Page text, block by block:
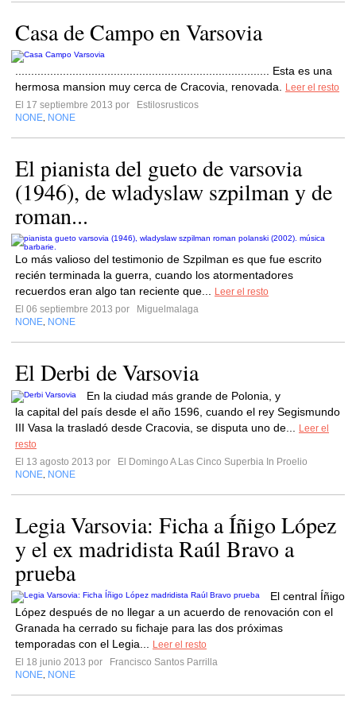
Casa de Campo en Varsovia
................................................................................ Esta es una
hermosa mansion muy cerca de Cracovia, renovada.
Leer el resto
El 17 septiembre 2013 por
Estilosrusticos
NONE NONE
El pianista del gueto de varsovia
(1946), de wladyslaw szpilman y de
roman...
Lo más valioso del testimonio de Szpilman es que fue escrito
recién terminada la guerra, cuando los atormentadores
recuerdos eran algo tan reciente que...
Leer el resto
El 06 septiembre 2013 por
Miguelmalaga
NONE NONE
El Derbi de Varsovia
En la ciudad más grande de Polonia, y
la capital del país desde el año 1596, cuando el rey Segismundo
III Vasa la trasladó desde Cracovia, se disputa uno de...
Leer el
resto
El 13 agosto 2013 por
El Domingo A Las Cinco Superbia In Proelio
NONE NONE
Legia Varsovia: Ficha a Íñigo López
y el ex madridista Raúl Bravo a
prueba
El central Íñigo
López después de no llegar a un acuerdo de renovación con el
Granada ha cerrado su fichaje para las dos próximas
temporadas con el Legia...
Leer el resto
El 18 junio 2013 por
Francisco Santos Parrilla
NONE NONE